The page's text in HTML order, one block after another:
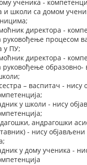
ученика -
и школи са домом
директора -
руковођење процесом
у ПУ;
директора -
руковођење образовно-
– васпитач - нису
у школи - нису
андрагошки
- нису објављени
у дому ученика -